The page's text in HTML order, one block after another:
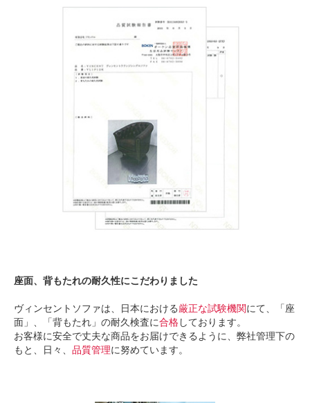
座面、背もたれの耐久性にこだわりました
ヴィンセントソファは、日本における厳正な試験機関にて、「座
面」、「背もたれ」の耐久検査に合格しております。
お客様に安全で丈夫な商品をお届けできるように、弊社管理下の
もと、日々、 品質管理に努めています。